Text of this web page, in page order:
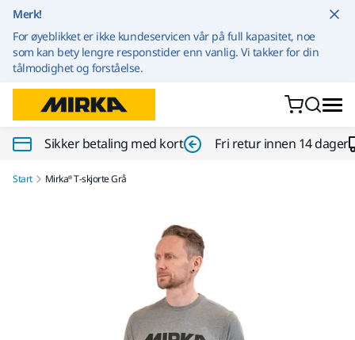
Merk!
For øyeblikket er ikke kundeservicen vår på full kapasitet, noe
som kan bety lengre responstider enn vanlig. Vi takker for din
tålmodighet og forståelse.
Sikker betaling med kort Fri retur innen 14 dager
Start Mirka® T-skjorte Grå